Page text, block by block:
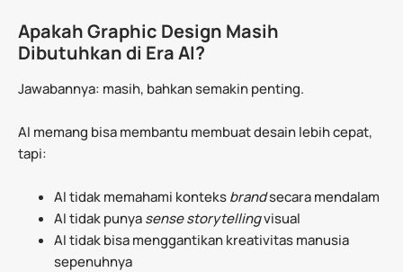
Apakah Graphic Design Masih
Dibutuhkan di Era AI?
Jawabannya: masih, bahkan semakin penting.
AI memang bisa membantu membuat desain lebih cepat,
tapi:
AI tidak memahami konteksbrandsecara mendalam
AI tidak punyasense storytellingvisual
AI tidak bisa menggantikan kreativitas manusia
sepenuhnya